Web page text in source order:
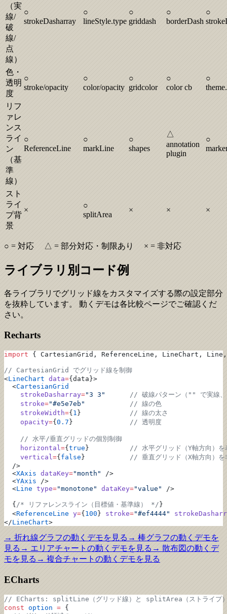
（実
線/
破
線/
点
線）
○
strokeDasharray
○
lineStyle.type
○
griddash
○
borderDash
○
色・
透明
度
○
stroke/opacity
○
color/opacity
○
gridcolor
○
color cb
○
リフ
ァレ
ンス
ライ
ン
（基
準
線）
○
ReferenceLine
○
markLine
○
shapes
△
annotation
plugin
○
スト
ライ
プ背
景
×
○
splitArea
× × ×
○ = 対応 △ = 部分対応・制限あり × = 非対応
ライブラリ別コード例
各ライブラリでグリッド線をカスタマイズする際の設定部分
を抜粋しています。 動くデモは各比較ページでご確認くだ
さい。
Recharts
import { CartesianGrid, ReferenceLine, LineChart,
// CartesianGrid でグリッド線を制御
<LineChart data={data}>
  <
CartesianGrid
    strokeDasharray
="3 3"
// 破線パターン（"" で実線
    stroke
="#e5e7eb"
           // 線の色
    strokeWidth
={ 1 }
// 線の太さ
    opacity
={ 0.7 } // 透明度
    // 水平/垂直グリッドの個別制御
    horizontal
={ true }
// 水平グリッド（Y軸方向）を
    vertical
={ false }
// 垂直グリッド（X軸方向）を
  />
  <
XAxis dataKey="month"
/>
  <
YAxis />
  <
Line type="monotone" dataKey="value" />
  {
/* リファレンスライン（目標値・基準線） */ }
  <
ReferenceLine y={ 100 } stroke="#ef4444"
</LineChart>
→ 折れ線グラフの動くデモを見る → 棒グラフの動くデモを
見る → エリアチャート の動くデモを見る → 散布図の動くデ
モを見る → 複合チャート の動くデモを見る
ECharts
// ECharts: splitLine（グリッド線）と splitArea（ストライプ
const option = {